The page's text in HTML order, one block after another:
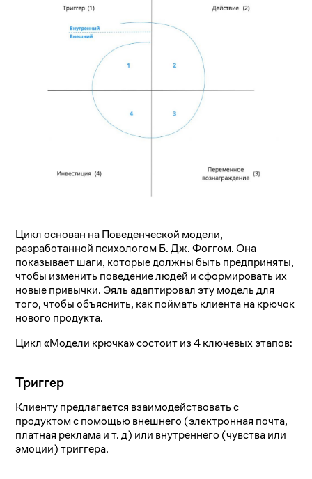
Цикл основан на Поведенческой модели,
разработанной психологом Б. Дж. Фоггом. Она
показывает шаги, которые должны быть предприняты,
чтобы изменить поведение людей и сформировать их
новые привычки. Эяль адаптировал эту модель для
того, чтобы объяснить, как поймать клиента на крючок
нового продукта.
Цикл «Модели крючка» состоит из 4 ключевых этапов:
Триггер
Клиенту предлагается взаимодействовать с
продуктом с помощью внешнего (электронная почта,
платная реклама и т. д) или внутреннего (чувства или
эмоции) триггера.